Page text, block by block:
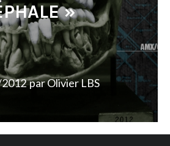
»
parOlivier LBS